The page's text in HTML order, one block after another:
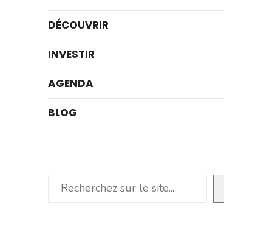
DÉCOUVRIR
INVESTIR
AGENDA
BLOG
Rechercher